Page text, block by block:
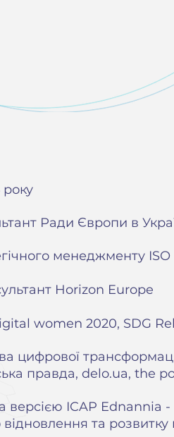
Ради Європи в
менеджменту
Horizon Europe
women 2020, SDG
цифрової
правда, delo.ua, the
ICAP Ednannia
та розвитку